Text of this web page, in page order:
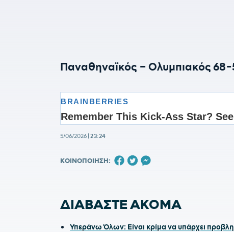
Παναθηναϊκός – Ολυμπιακός
5/06/2026 23:24
ΚΟΙΝΟΠΟΙΗΣΗ:
ΔΙΑΒΑΣΤΕ ΑΚΟΜΑ
Υπεράνω Όλων: Είναι κρίμα να υπάρχει